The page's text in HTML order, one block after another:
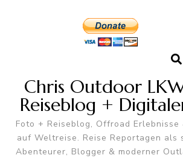
Chris Outdoor
Reiseblog +
Foto + Reiseblog, Offroad
auf Weltreise. Reise Reportagen als
Abenteurer, Blogger & moderner